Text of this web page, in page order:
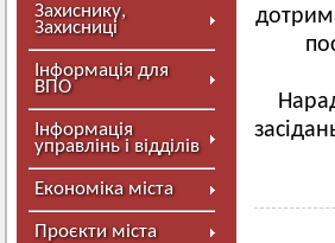
Захиснику,
Захисниці
Інформація для
ВПО
Інформація
управлінь і відділів
Економіка міста
Проєкти міста